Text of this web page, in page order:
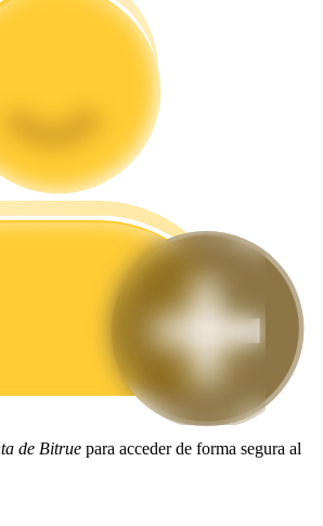
futuros
rentable
de Bitrue para acceder de forma segura al